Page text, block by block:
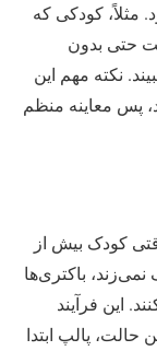
مثلاً، کودکی که
حتی بدون
نکته مهم این
پس معاینه منظم
کودک بیش از
باکتری‌ها
این فرآیند
پالپ ابتدا